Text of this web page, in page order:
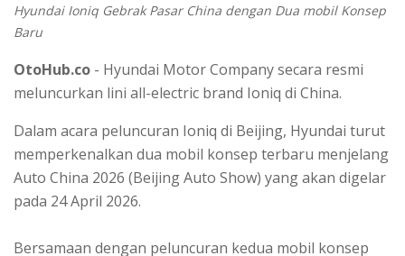
Hyundai Ioniq Gebrak Pasar China dengan Dua mobil Konsep
Baru
OtoHub.co - Hyundai Motor Company secara resmi
meluncurkan lini all-electric brand Ioniq di China.
Dalam acara peluncuran Ioniq di Beijing, Hyundai turut
memperkenalkan dua mobil konsep terbaru menjelang
Auto China 2026 (Beijing Auto Show) yang akan digelar
pada 24 April 2026.
Bersamaan dengan peluncuran kedua mobil konsep